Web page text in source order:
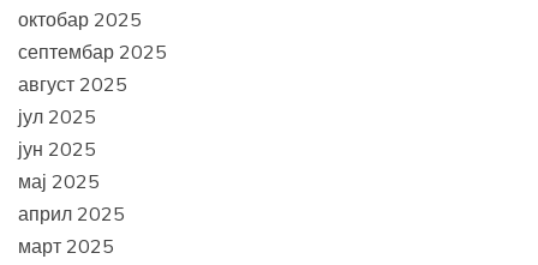
октобар 2025
септембар 2025
август 2025
јул 2025
јун 2025
мај 2025
април 2025
март 2025